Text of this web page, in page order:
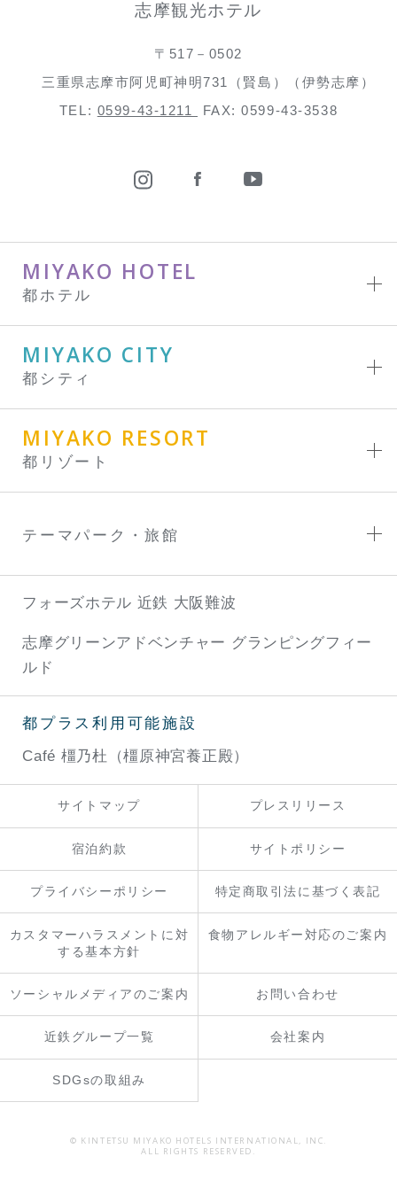
志摩観光ホテル
〒517－0502
三重県志摩市阿児町神明731（賢島）（伊勢志摩）
TEL: 0599-43-1211 FAX: 0599-43-3538
MIYAKO HOTEL
都ホテル
MIYAKO CITY
都シティ
MIYAKO RESORT
都リゾート
テーマパーク・旅館
フォーズホテル 近鉄 大阪難波
志摩グリーンアドベンチャー グランピングフィー
ルド
都プラス利用可能施設
Café 橿乃杜（橿原神宮養正殿）
サイトマップ プレスリリース
宿泊約款 サイトポリシー
プライバシーポリシー 特定商取引法に基づく表記
カスタマーハラスメントに対
する基本方針
食物アレルギー対応のご案内
ソーシャルメディアのご案内 お問い合わせ
近鉄グループ一覧 会社案内
SDGsの取組み
© KINTETSU MIYAKO HOTELS INTERNATIONAL, INC.
ALL RIGHTS RESERVED.